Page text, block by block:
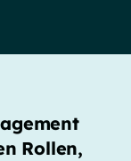
Rollen,